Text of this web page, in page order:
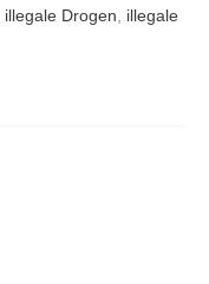
illegale Drogen, illegale